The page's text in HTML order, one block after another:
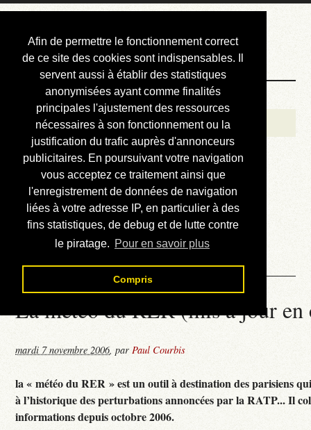
Afin de permettre le fonctionnement correct
de ce site des cookies sont indispensables. Il
servent aussi à établir des statistiques
anonymisées ayant comme finalités
principales l'ajustement des ressources
nécessaires à son fonctionnement ou la
justification du trafic auprès d'annonceurs
publicitaires. En poursuivant votre navigation
vous acceptez ce traitement ainsi que
l'enregistrement de données de navigation
liées à votre adresse IP, en particulier à des
fins statistiques, de debug et de lutte contre
le piratage. Pour en savoir plus
Compris
Courbis, « LE »
Blog Officiel
Bienvenue
Réalisations
Divers (et d’été)
Annonces
Liens externes
Téléchargement
Contact
La météo du RER (mis à jour
mardi 7 novembre 2006,parPaul Courbis
la « météo du RER » est un outil à destination des parisiens
à l’historique des perturbations annoncées par la RATP... Il
informations depuis octobre 2006.